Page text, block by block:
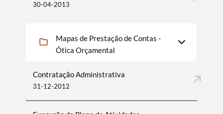
30-04-2013
Mapas de Prestação de Contas -
Ótica Orçamental
Contratação Administrativa
31-12-2012